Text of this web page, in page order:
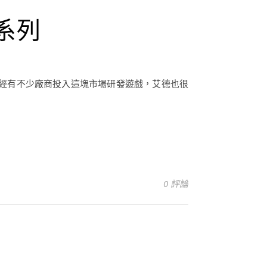
列
有不少廠商投入這塊市場研發遊戲，艾德也很
0 評論